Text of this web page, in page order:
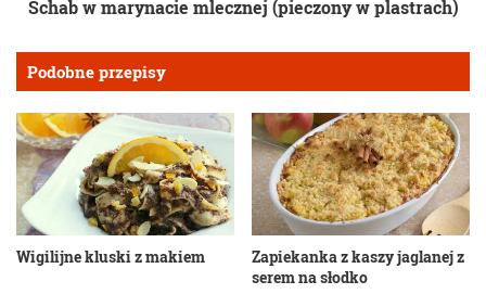
Schab w marynacie mlecznej (pieczony w plastrach)
Podobne przepisy
Wigilijne kluski z makiem
Zapiekanka z kaszy jaglanej z
serem na słodko